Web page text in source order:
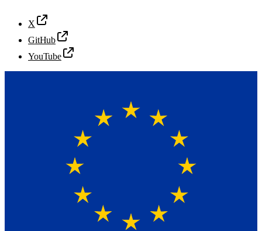
X
GitHub
YouTube